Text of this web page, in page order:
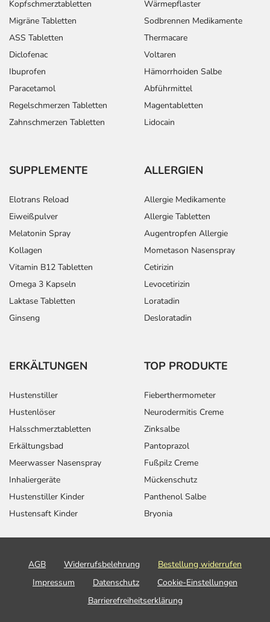
Kopfschmerztabletten
Migräne Tabletten
ASS Tabletten
Diclofenac
Ibuprofen
Paracetamol
Regelschmerzen Tabletten
Zahnschmerzen Tabletten
Wärmepflaster
Sodbrennen Medikamente
Thermacare
Voltaren
Hämorrhoiden Salbe
Abführmittel
Magentabletten
Lidocain
SUPPLEMENTE
Elotrans Reload
Eiweißpulver
Melatonin Spray
Kollagen
Vitamin B12 Tabletten
Omega 3 Kapseln
Laktase Tabletten
Ginseng
ALLERGIEN
Allergie Medikamente
Allergie Tabletten
Augentropfen Allergie
Mometason Nasenspray
Cetirizin
Levocetirizin
Loratadin
Desloratadin
ERKÄLTUNGEN
Hustenstiller
Hustenlöser
Halsschmerztabletten
Erkältungsbad
Meerwasser Nasenspray
Inhaliergeräte
Hustenstiller Kinder
Hustensaft Kinder
TOP PRODUKTE
Fieberthermometer
Neurodermitis Creme
Zinksalbe
Pantoprazol
Fußpilz Creme
Mückenschutz
Panthenol Salbe
Bryonia
AGB Widerrufsbelehrung
Bestellung widerrufen
Impressum
Datenschutz
Cookie-Einstellungen
Barrierefreiheitserklärung